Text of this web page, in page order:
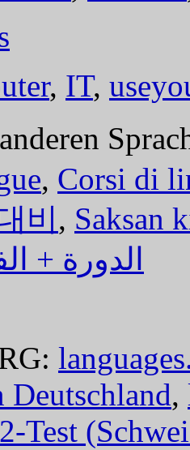
, IT,
, Corsi di
비, Saksan
الدورة +
,
Test